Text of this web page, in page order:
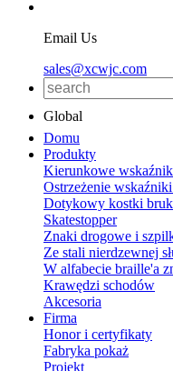
Email Us
sales@xcwjc.com
Global
Domu
Produkty
Kierunkowe
Ostrzeżenie
Dotykowy kostki
Skatestopper
Znaki drogowe i
Ze stali nierdzewnej
W alfabecie braille'a
Krawędzi schodów
Akcesoria
Firma
Honor i certyfikaty
Fabryka pokaż
Projekt